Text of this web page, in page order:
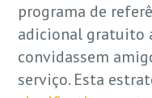
programa de
adicional gratuito
convidassem
serviço. Esta